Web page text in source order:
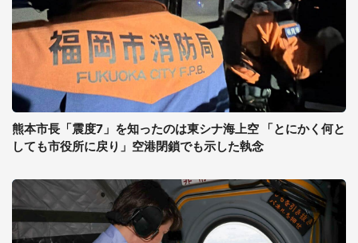
熊本市長「震度7」を知ったのは東シナ海上空 「とにかく何と
しても市役所に戻り」空港閉鎖でも示した執念